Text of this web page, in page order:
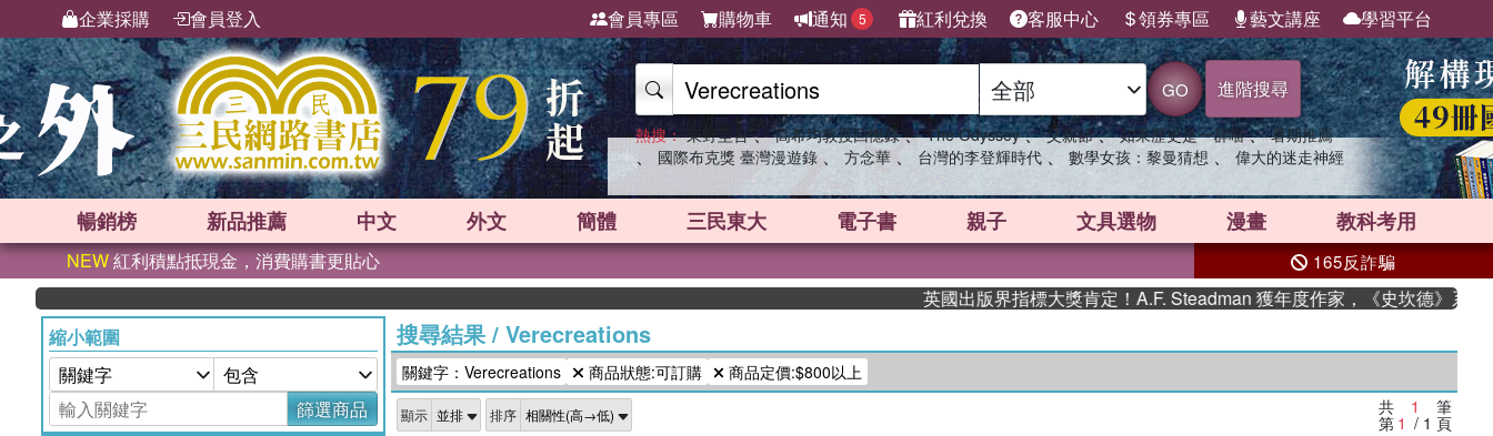
企業採購 會員登入 會員專區 購物車 通知 5 紅利兌換 客服中心 領券專區 藝文講座 學習平台
GO 進階搜尋
熱搜： 東野圭吾 、 高希均教授回憶錄 、 The Odyssey 、 父親節 、 如果歷史是一群喵 、 暑期推薦
、 國際布克獎 臺灣漫遊錄 、 方念華 、 台灣的李登輝時代 、 數學女孩：黎曼猜想 、 偉大的迷走神經
暢銷榜 新品推薦 中文 外文 簡體 三民東大 電子書 親子 文具選物 漫畫 教科考用
NEW紅利積點抵現金，消費購書更貼心 165反詐騙
英國出版界指標大獎肯定！A.F. Steadman 獲年度作家，《史坎德》系列帶
縮小範圍
篩選商品
搜尋結果/ Verecreations
關鍵字：Verecreations 商品狀態:可訂購 商品定價:$800以上
顯示 排序 共 1 筆
第 1 / 1 頁